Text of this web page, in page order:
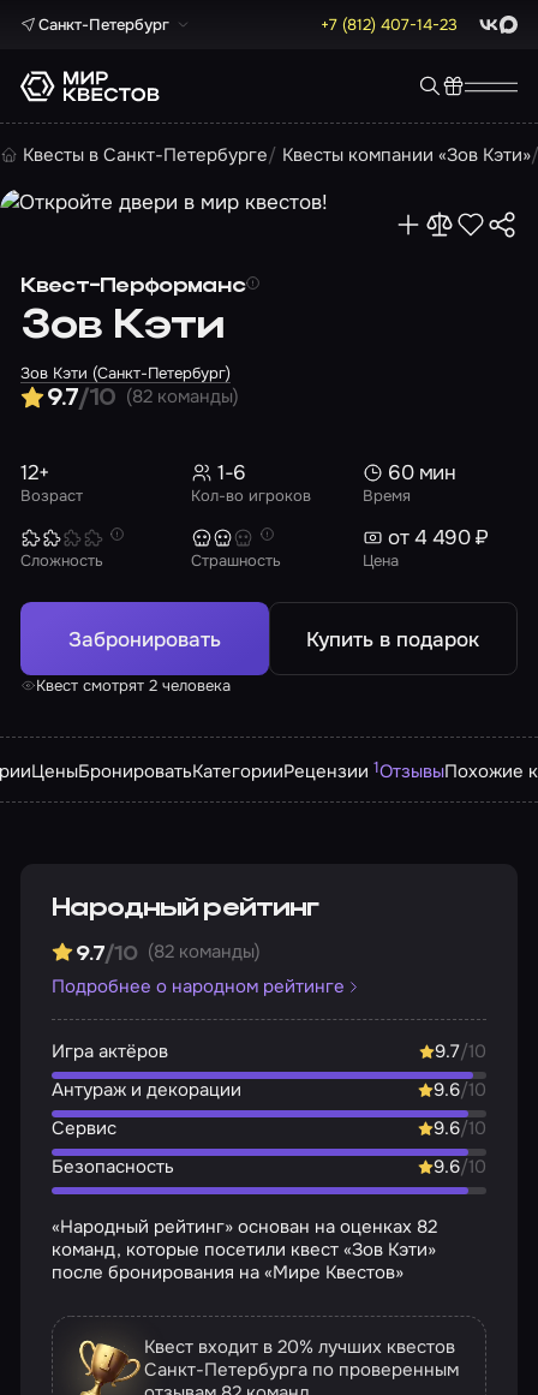
Санкт-Петербург +7 (812) 407-14-23 Max
Квесты в Санкт-Петербурге Квесты компании «Зов Кэти»
Квест-Перформанс
Зов Кэти
Зов Кэти (Санкт-Петербург)
9.7/10 (82 команды)
Возраст
12+
Кол-во игроков
1-6
Время
60 мин
Сложность Страшность Цена
от 4 490 ₽
Забронировать Купить в подарок
Квест смотрят 2 человека
ЦеныБронироватьКатегорииРецензии 1ОтзывыПохожие
Народный рейтинг
9.7/10 (82 команды)
Подробнее о народном рейтинге
Игра актёров 9.7/10
Антураж и декорации
9.6/10
Сервис
9.6/10
Безопасность
9.6/10
«Народный рейтинг» основан на оценках 82
команд, которые посетили квест «Зов Кэти»
после бронирования на «Мире Квестов»
Квест входит в 20% лучших квестов
Санкт-Петербурга по проверенным